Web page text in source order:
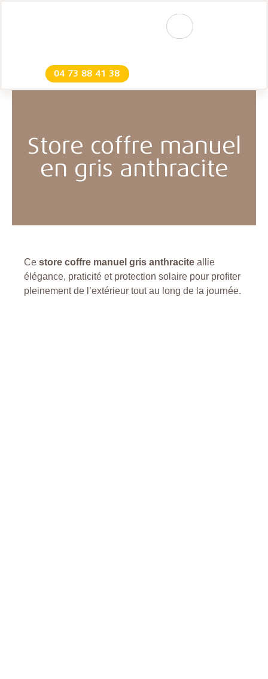
04 73 88 41 38
Store coffre manuel
en gris anthracite
Ce store coffre manuel gris anthracite allie
élégance, praticité et protection solaire pour profiter
pleinement de l’extérieur tout au long de la journée.